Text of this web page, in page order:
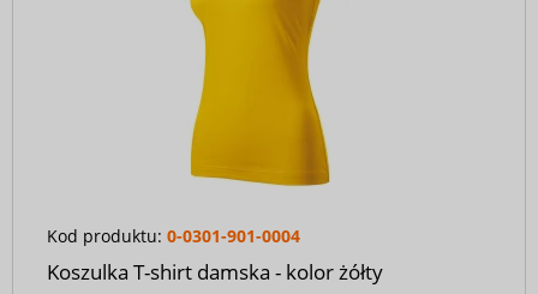
Kod produktu: 0-0301-901-0004
Koszulka T-shirt damska - kolor żółty